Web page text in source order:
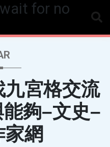
for no
宮格交流
夠–文史–
家網